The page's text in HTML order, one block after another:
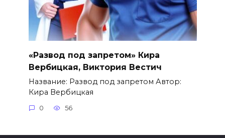
«Развод под запретом» Кира
Вербицкая, Виктория Вестич
Название: Развод под запретом Автор:
Кира Вербицкая
0 56